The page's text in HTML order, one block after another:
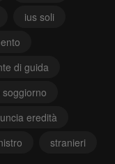
ius soli
di guida
eredità
stranieri